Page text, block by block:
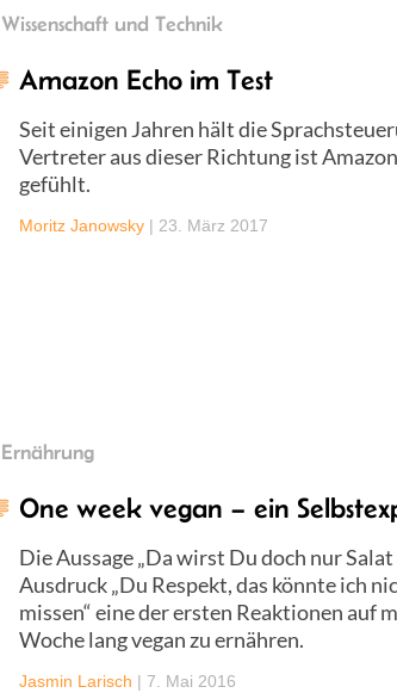
Wissenschaft und Technik
Amazon Echo im Test
Seit einigen Jahren hält die
Vertreter aus dieser Richtung ist
gefühlt.
Moritz Janowsky | 23. März 2017
Ernährung
One week vegan – ein
Die Aussage „Da wirst Du doch nur
Ausdruck „Du Respekt, das könnte ich
missen“ eine der ersten Reaktionen auf
Woche lang vegan zu ernähren.
Jasmin Larisch | 7. Mai 2016